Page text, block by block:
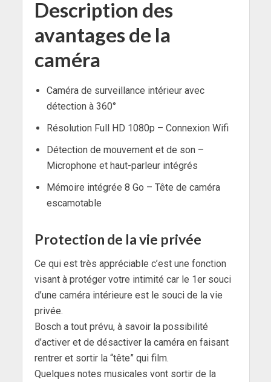
Description des
avantages de la
caméra
Caméra de surveillance intérieur avec
détection à 360°
Résolution Full HD 1080p – Connexion Wifi
Détection de mouvement et de son –
Microphone et haut-parleur intégrés
Mémoire intégrée 8 Go – Tête de caméra
escamotable
Protection de la vie privée
Ce qui est très appréciable c’est une fonction
visant à protéger votre intimité car le 1er souci
d’une caméra intérieure est le souci de la vie
privée.
Bosch a tout prévu, à savoir la possibilité
d’activer et de désactiver la caméra en faisant
rentrer et sortir la “tête” qui film.
Quelques notes musicales vont sortir de la